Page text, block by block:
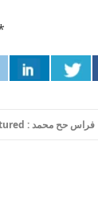
فراس حح محمد : featured